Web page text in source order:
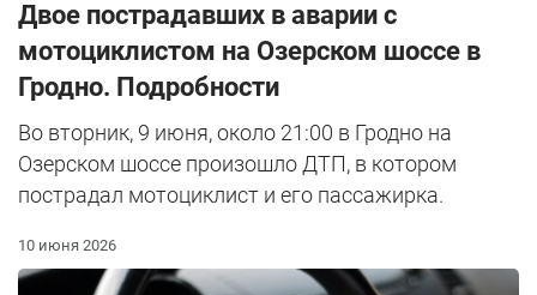
Двое пострадавших в аварии с
мотоциклистом на Озерском шоссе в
Гродно. Подробности
Во вторник, 9 июня, около 21:00 в Гродно на
Озерском шоссе произошло ДТП, в котором
пострадал мотоциклист и его пассажирка.
10 июня 2026